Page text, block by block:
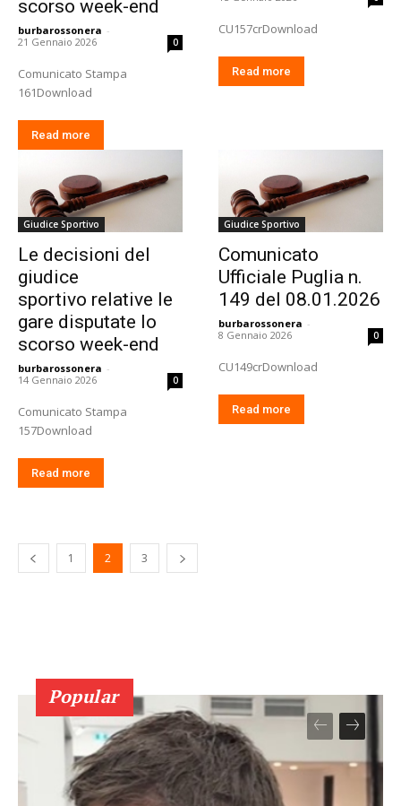
scorso week-end
burbarossonera -
21 Gennaio 2026
0
Comunicato Stampa
161Download
Read more
CU157crDownload
Read more
Giudice Sportivo
Le decisioni del
giudice
sportivo relative le
gare disputate lo
scorso week-end
burbarossonera -
14 Gennaio 2026
0
Comunicato Stampa
157Download
Read more
Giudice Sportivo
Comunicato
Ufficiale Puglia n.
149 del 08.01.2026
burbarossonera -
8 Gennaio 2026
0
CU149crDownload
Read more
1 2 3
Popular